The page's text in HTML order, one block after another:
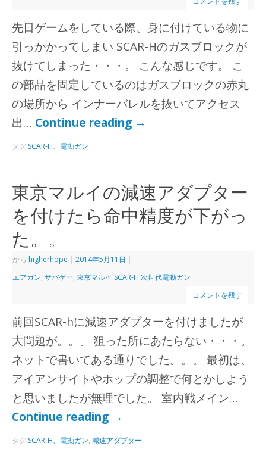
先日ゲームをしている際、身に付けている物に
引っかかってしまい SCAR-Hのガスブロックが
抜けてしまった・・・。 こんな感じです。 こ
の部品を固定しているのはガスブロックの赤丸
の場所から インナーバレルを抜いてアクセス
出… Continue reading →
タグ SCAR-H、電動ガン
東京マルイの減速アダプター
を付けたら命中精度が下がっ
た。。
から higherhope | 2014年5月11日 |
エアガン,サバゲー,東京マルイ SCAR-H 次世代電動ガン
コメントを残す
前回SCAR-hに減速アダプターを付けましたが
大問題が。。。 狙った所にあたらない・・・。
ネットで書いてある通りでした。。。 最初は、
アイアンサイトやホップの調整で何とかしよう
と思いましたが無理でした。 室内戦メイン…
Continue reading →
タグ SCAR-H、電動ガン,減速アダプター